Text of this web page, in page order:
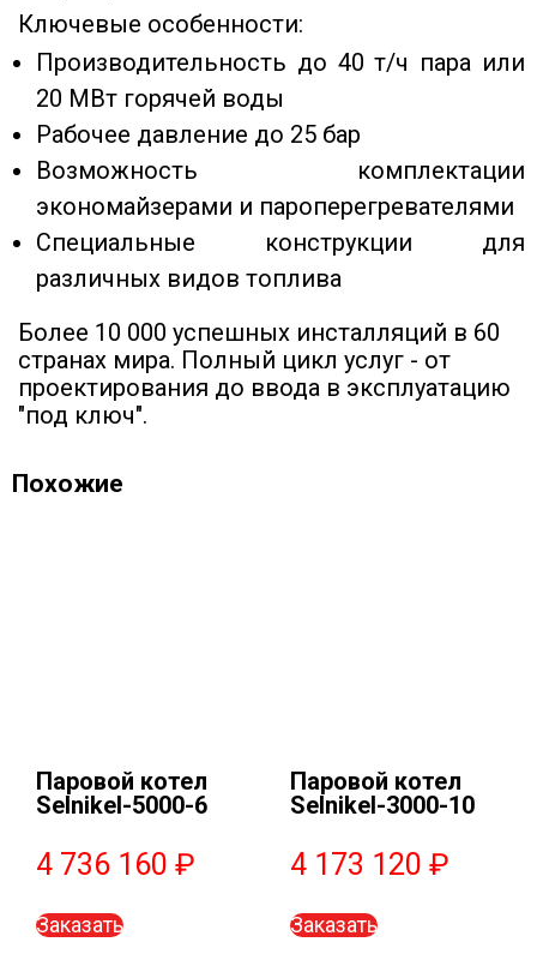
Ключевые особенности:
Производительность до 40 т/ч пара или
20 МВт горячей воды
Рабочее давление до 25 бар
Возможность комплектации
экономайзерами и пароперегревателями
Специальные конструкции для
различных видов топлива
Более 10 000 успешных инсталляций в 60
странах мира. Полный цикл услуг - от
проектирования до ввода в эксплуатацию
"под ключ".
Похожие
Паровой котел
Selnikel-5000-6
4 736 160 ₽
Заказать
Паровой котел
Selnikel-3000-10
4 173 120₽
Заказать